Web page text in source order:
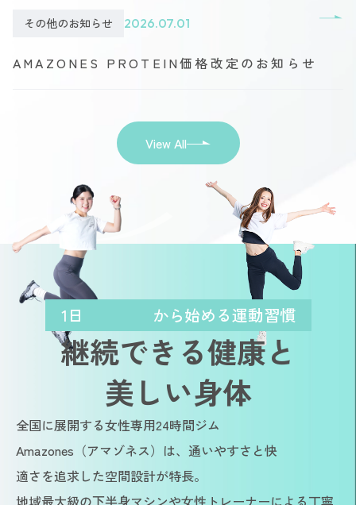
その他のお知らせ 2026.07.01
AMAZONES PROTEIN価格改定のお知らせ
View All
1日 から始める運動習慣
継続できる健康と
美しい身体
全国に展開する女性専用24時間ジム
Amazones（アマゾネス）は、通いやすさと快
適さを追求した空間設計が特長。
地域最大級の下半身マシンや女性トレーナーによる丁寧